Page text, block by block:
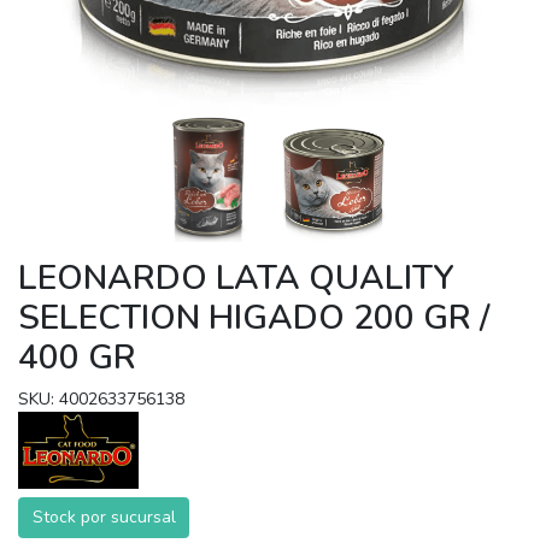
LEONARDO LATA QUALITY
SELECTION HIGADO 200 GR /
400 GR
SKU: 4002633756138
Stock por sucursal